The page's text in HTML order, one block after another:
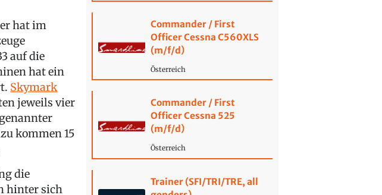
hat im
auf die
hat ein
Skymark
jeweils vier
kommen 15
die
hinter sich
Commander / First
Officer Cessna C560XLS
(m/f/d)
Österreich
Commander / First
Officer Cessna 525
(m/f/d)
Österreich
Trainer (SFI/TRI/TRE, all